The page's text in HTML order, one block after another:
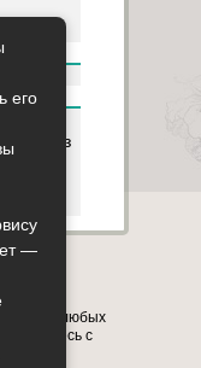
вы
анализ
в
любых
с
его
—